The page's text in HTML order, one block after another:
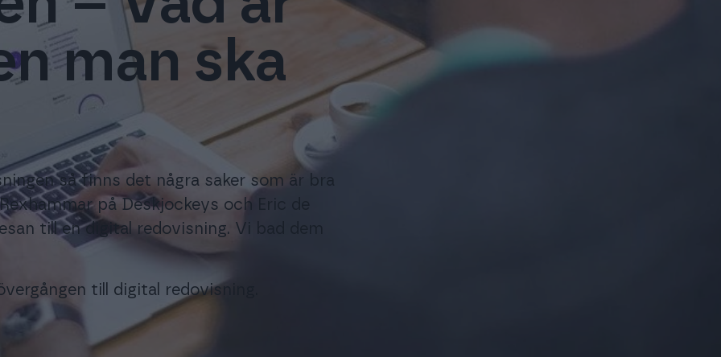
Geny
av AI kan du fokusera på avancerade uppgifter som
kompetens och erfarenhet. Procountor Geny hanterar
så som kontering.
Med denna indrivningstjänst tar du hem förfallna fordringar
effektivt och enkelt.
dina verksamhetskritiska system till Procountor
gällande
och Procountor.
& Webbinar
och webbinar.
Accountor Finagos partnerbyråer.
Materialbank
Nedlaggningsbart marknadsföringsmaterial,
man ska
så finns det några saker som är bra
på Deskjockeys och Eric de
till en digital redovisning. Vi bad dem
till digital redovisning.